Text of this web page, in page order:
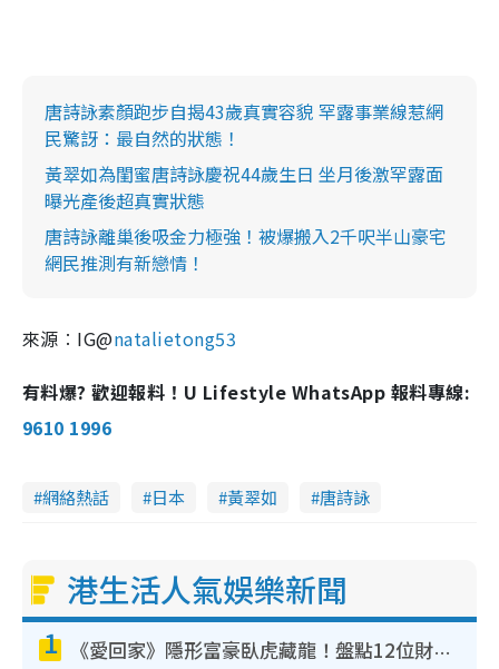
唐詩詠素顏跑步自揭43歲真實容貌 罕露事業線惹網
民驚訝：最自然的狀態！
黃翠如為閨蜜唐詩詠慶祝44歲生日 坐月後激罕露面
曝光產後超真實狀態
唐詩詠離巢後吸金力極強！被爆搬入2千呎半山豪宅
網民推測有新戀情！
來源︰IG@natalietong53
有料爆? 歡迎報料！U Lifestyle WhatsApp 報料專線:
9610 1996
網絡熱話 日本 黃翠如 唐詩詠
港生活人氣娛樂新聞
1 《愛回家》隱形富豪臥虎藏龍！盤點12位財氣逼人的有錢藝人：呢位靚女3億身家唔憂做